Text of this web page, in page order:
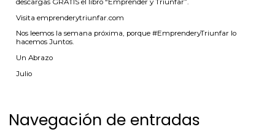
Visita emprenderytriunfar.com
Nos leemos la semana próxima, porque #EmprenderyTriunfar lo
hacemos Juntos.
Un Abrazo
Julio
Navegación de entradas